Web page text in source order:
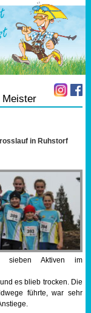
Meister
in Ruhstorf
sieben Aktiven im
es blieb trocken. Die
führte, war sehr